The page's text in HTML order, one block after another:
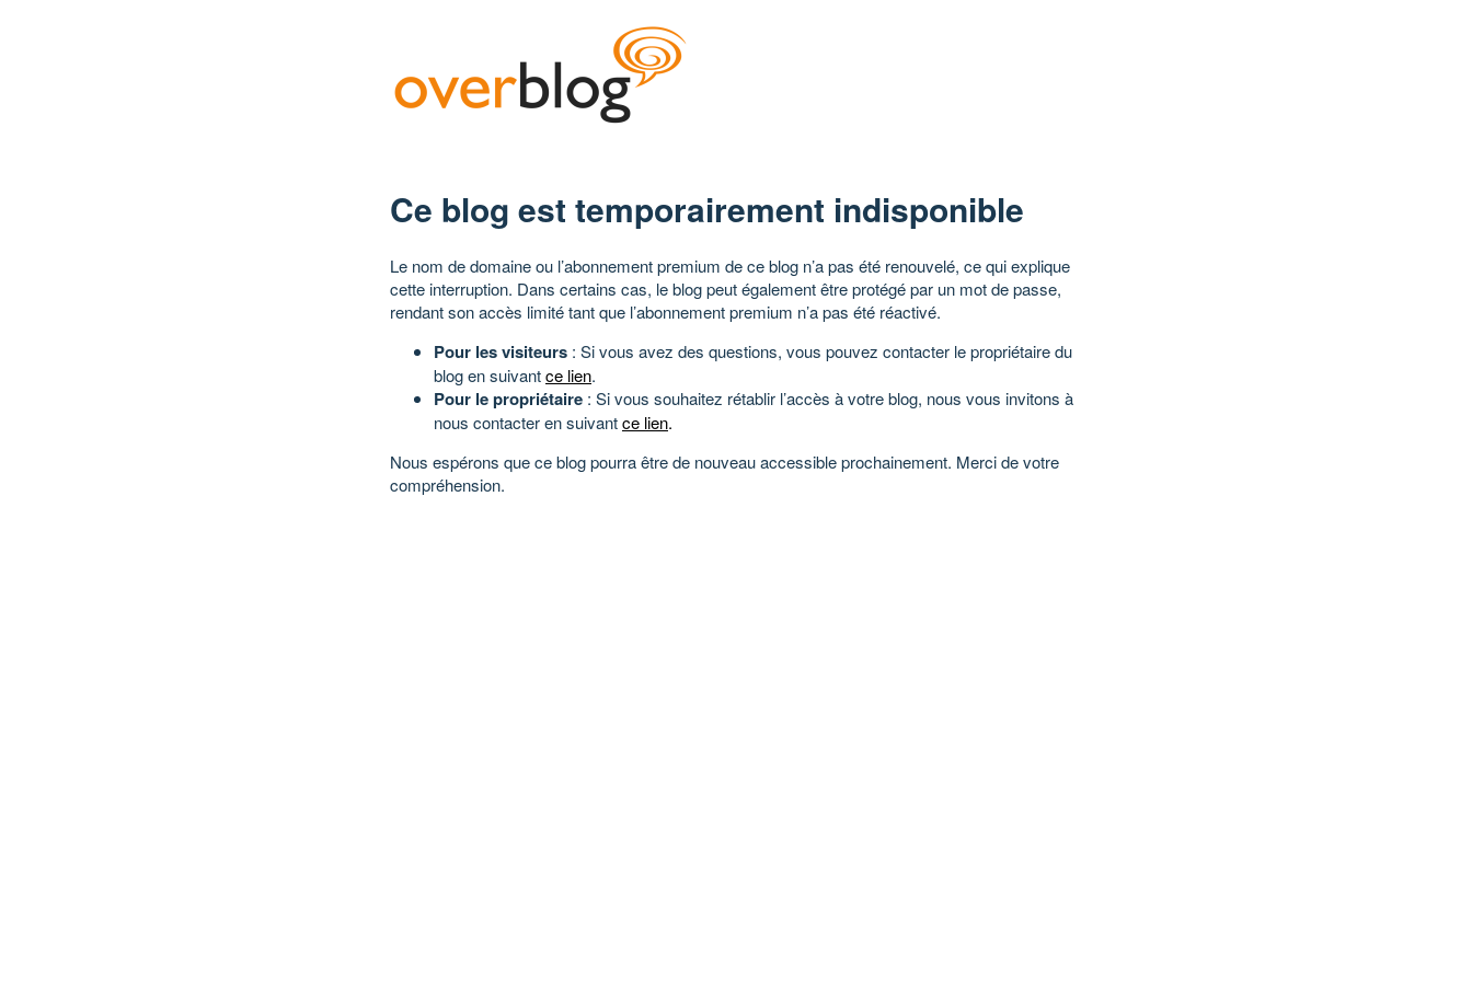
Ce blog est temporairement indisponible
Le nom de domaine ou l’abonnement premium de ce blog n’a pas été renouvelé, ce qui explique
cette interruption. Dans certains cas, le blog peut également être protégé par un mot de passe,
rendant son accès limité tant que l’abonnement premium n’a pas été réactivé.
Pour les visiteurs : Si vous avez des questions, vous pouvez contacter le propriétaire du
blog en suivantce lien.
Pour le propriétaire : Si vous souhaitez rétablir l’accès à votre blog, nous vous invitons à
nous contacter en suivantce lien.
Nous espérons que ce blog pourra être de nouveau accessible prochainement. Merci de votre
compréhension.